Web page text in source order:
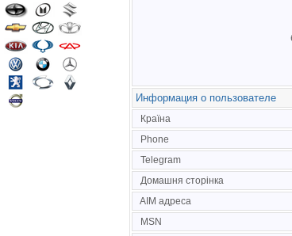
Информация о пользователе
Країна
Phone
Telegram
Домашня сторінка
AIM адреса
MSN